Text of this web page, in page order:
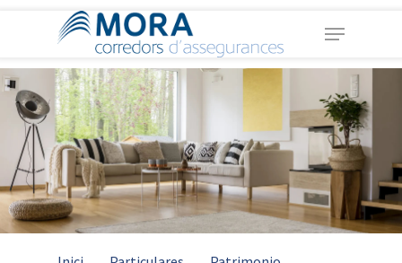
content
Menu
Menu